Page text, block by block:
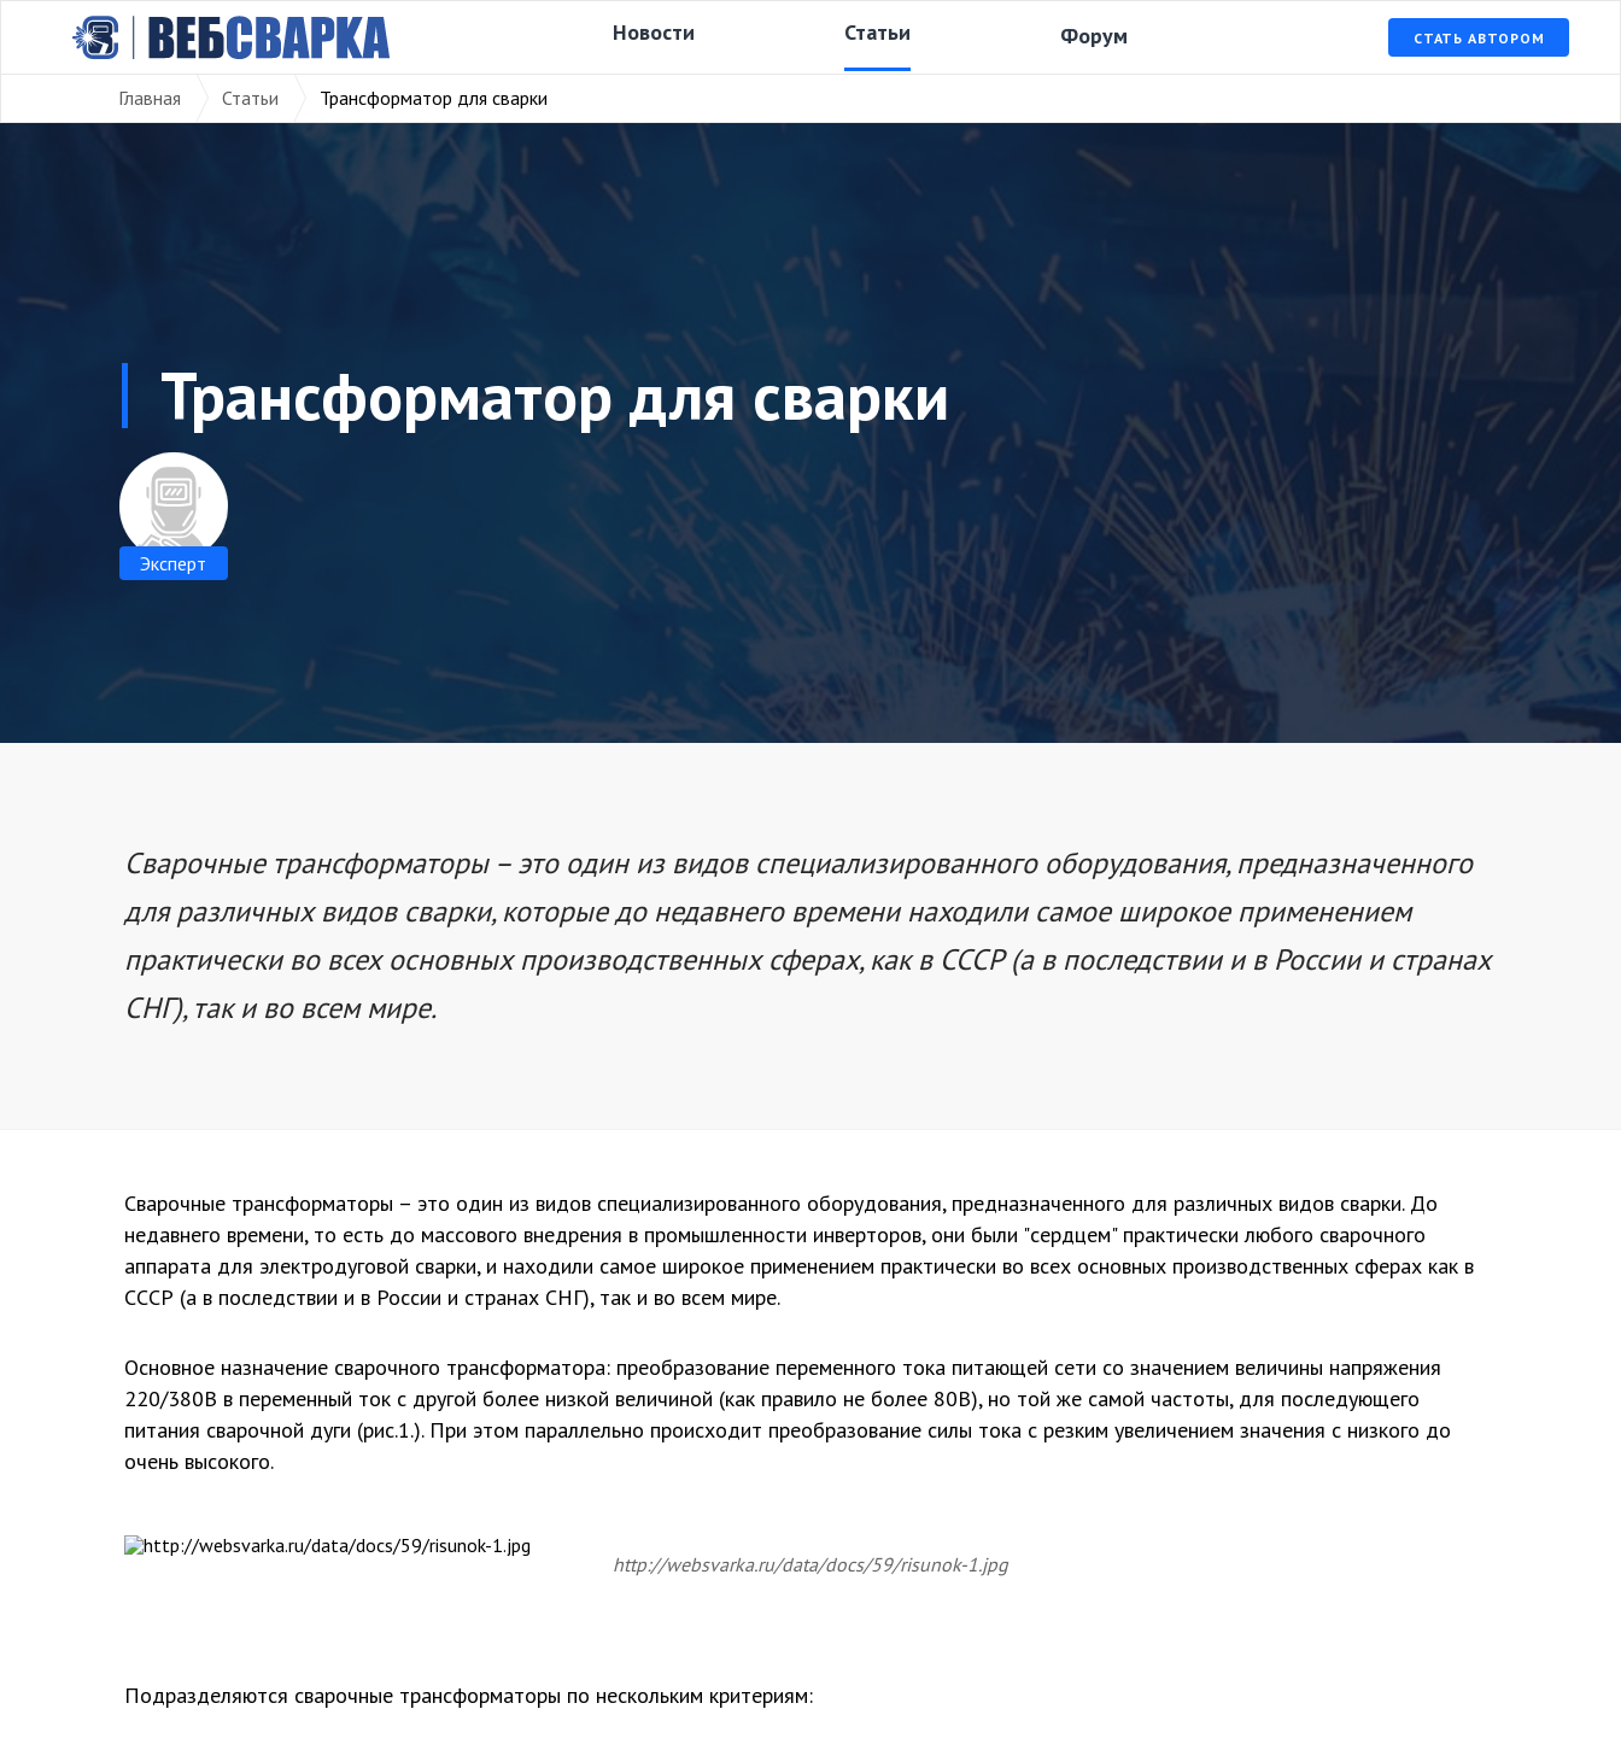
Новости Статьи Форум СТАТЬ АВТОРОМ
Главная Статьи Трансформатор для сварки
Трансформатор для сварки
Эксперт
Сварочные трансформаторы – это один из видов специализированного оборудования, предназначенного
для различных видов сварки, которые до недавнего времени находили самое широкое применением
практически во всех основных производственных сферах, как в СССР (а в последствии и в России и странах
СНГ), так и во всем мире.
Сварочные трансформаторы – это один из видов специализированного оборудования, предназначенного для различных видов сварки. До
недавнего времени, то есть до массового внедрения в промышленности инверторов, они были "сердцем" практически любого сварочного
аппарата для электродуговой сварки, и находили самое широкое применением практически во всех основных производственных сферах как в
СССР (а в последствии и в России и странах СНГ), так и во всем мире.
Основное назначение сварочного трансформатора: преобразование переменного тока питающей сети со значением величины напряжения
220/380В в переменный ток с другой более низкой величиной (как правило не более 80В), но той же самой частоты, для последующего
питания сварочной дуги (рис.1.). При этом параллельно происходит преобразование силы тока с резким увеличением значения с низкого до
очень высокого.
http://websvarka.ru/data/docs/59/risunok-1.jpg
Подразделяются сварочные трансформаторы по нескольким критериям: